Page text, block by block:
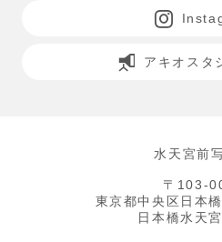
アキオスタ
水天宮前
〒103-
東京都中央区日本
日本橋水天